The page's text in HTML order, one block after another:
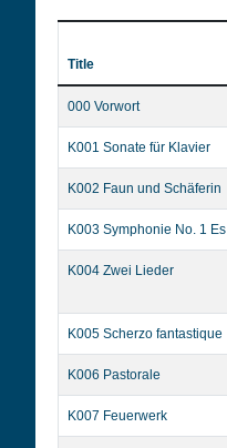
Title
000 Vorwort
K001 Sonate für Klavier
K002 Faun und Schäferin
K003 Symphonie No. 1
K004 Zwei Lieder
K005 Scherzo fantastique
K006 Pastorale
K007 Feuerwerk